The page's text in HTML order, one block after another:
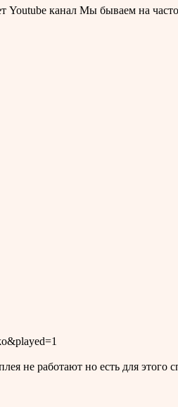
Youtube канал Мы бываем на
не работают но есть для этого